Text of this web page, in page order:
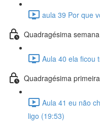
aula 39 Por que
Quadragésima semana
Aula 40 ela ficou
Quadragésima
Aula 41 eu não
ligo (19:53)